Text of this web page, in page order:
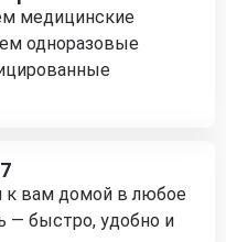
медицинские
одноразовые
к вам домой в любое
— быстро, удобно и